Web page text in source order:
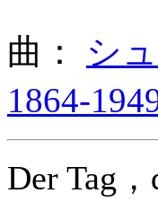
曲： シ
1864-
Der Tag，